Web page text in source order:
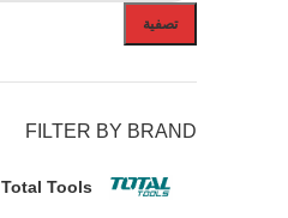
تصفية
FILTER BY BRAND
Total Tools